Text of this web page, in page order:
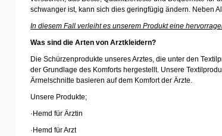
schwanger ist, kann sich dies geringfügig ändern. Neben
In diesem Fall verleiht es unserem Produkt eine
Was sind die Arten von Arztkleidern?
Die Schürzenprodukte unseres Arztes, die unter den
der Grundlage des Komforts hergestellt. Unsere
Ärmelschnitte basieren auf dem Komfort der Ärzte.
Unsere Produkte;
·Hemd für Ärztin
·Hemd für Arzt